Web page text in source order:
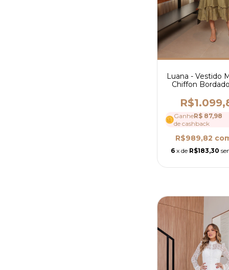
Luana - Vestido
Chiffon
GanheR$ 87,98
de cashback
R$989,82
6 x de R$183,30